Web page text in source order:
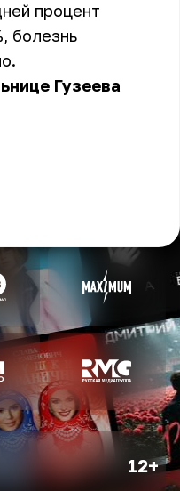
процент
болезнь
Гузеева
12+